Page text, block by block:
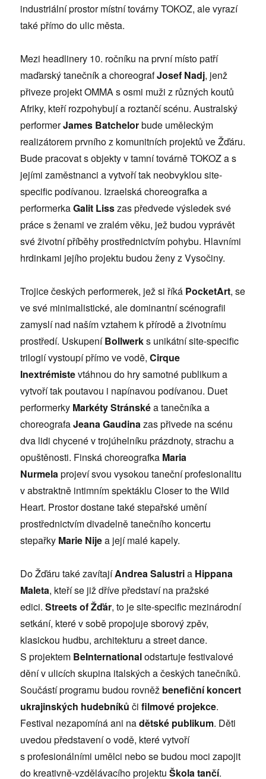
industriální prostor místní továrny TOKOZ, ale vyrazí
také přímo do ulic města.
Mezi headlinery 10. ročníku na první místo patří
maďarský tanečník a choreografJosef Nadj, jenž
přiveze projekt OMMA s osmi muži z různých koutů
Afriky, kteří rozpohybují a roztančí scénu. Australský
performerJames Batchelorbude uměleckým
realizátorem prvního z komunitních projektů ve Žďáru.
Bude pracovat s objekty v tamní továrně TOKOZ a s
jejími zaměstnanci a vytvoří tak neobvyklou site-
specific podívanou. Izraelská choreografka a
performerkaGalit Lisszas předvede výsledek své
práce s ženami ve zralém věku, jež budou vyprávět
své životní příběhy prostřednictvím pohybu. Hlavními
hrdinkami jejího projektu budou ženy z Vysočiny.
Trojice českých performerek, jež si říká PocketArt, se
ve své minimalistické, ale dominantní scénografii
zamyslí nad naším vztahem k přírodě a životnímu
prostředí. UskupeníBollwerks unikátní site-specific
trilogií vystoupí přímo ve vodě,Cirque
Inextrémistevtáhnou do hry samotné publikum a
vytvoří tak poutavou i napínavou podívanou. Duet
performerky Markéty Stránskéa tanečníka a
choreografaJeana Gaudinazas přivede na scénu
dva lidi chycené v trojúhelníku prázdnoty, strachu a
opuštěnosti. Finská choreografka Maria
Nurmelaprojeví svou vysokou taneční profesionalitu
v abstraktně intimním spektáklu Closer to the Wild
Heart. Prostor dostane také stepařské umění
prostřednictvím divadelně tanečního koncertu
stepařky Marie Nijea její malé kapely.
Do Žďáru také zavítajíAndrea Salustria Hippana
Maleta, kteří se již dříve představí na pražské
edici.Streets of Žďár, to je site-specific mezinárodní
setkání, které v sobě propojuje sborový zpěv,
klasickou hudbu, architekturu a street dance.
S projektem BeInternationalodstartuje festivalové
dění v ulicích skupina italských a českých tanečníků.
Součástí programu budou rovněž benefiční koncert
ukrajinských hudebníků čifilmové projekce.
Festival nezapomíná ani nadětské publikum. Děti
uvedou představení o vodě, které vytvoří
s profesionálními umělci nebo se budou moci zapojit
do kreativně-vzdělávacího projektuŠkola tančí.